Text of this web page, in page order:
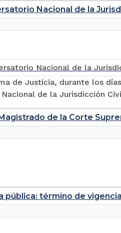
Nacional de la
de Justicia, durante los
de la Jurisdicción
de la Corte
término de